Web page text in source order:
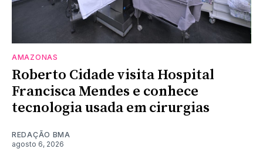
AMAZONAS
Roberto Cidade visita Hospital
Francisca Mendes e conhece
tecnologia usada em cirurgias
REDAÇÃO BMA
agosto 6, 2026